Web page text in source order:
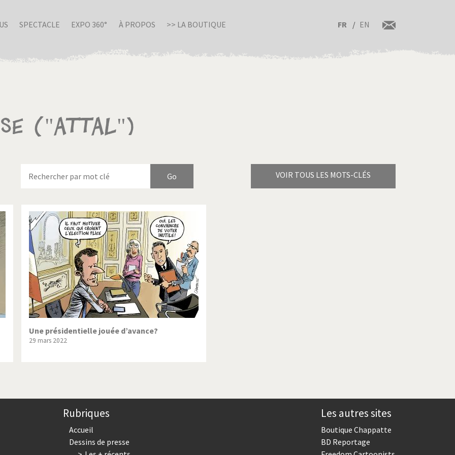
SPECTACLE EXPO 360° À PROPOS >> LA BOUTIQUE FR EN
("Attal")
VOIR TOUS LES MOTS-CLÉS
en Italie Birmanie
ou pas très? Chère énergie!
arabe à l'hiver Election présidentielle US
Palestine L'Amérique et les armes
du Nord: guerre ou paix? La finance et ses crises
Le Best-Of
virus Pot-pourri SOS l'Europe!
Une présidentielle jouée d’avance?
29 mars 2022
Rubriques
Accueil
Dessins de presse
Les autres sites
Boutique Chappatte
BD Reportage